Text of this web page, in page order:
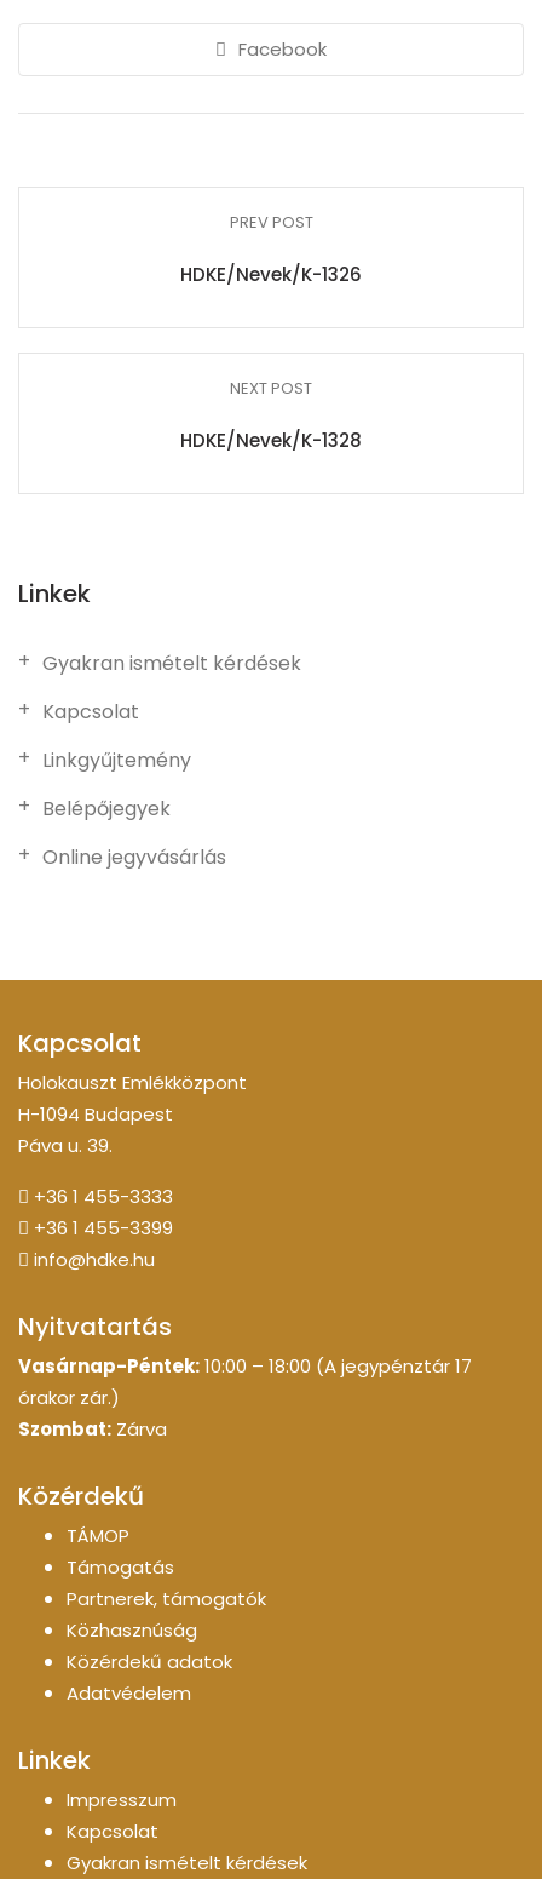
Facebook
PREV POST
HDKE/Nevek/K-1326
NEXT POST
HDKE/Nevek/K-1328
Linkek
Gyakran ismételt kérdések
Kapcsolat
Linkgyűjtemény
Belépőjegyek
Online jegyvásárlás
Kapcsolat
Holokauszt Emlékközpont
H-1094 Budapest
Páva u. 39.
+36 1 455-3333
+36 1 455-3399
info@hdke.hu
Nyitvatartás
Vasárnap-Péntek:10:00 – 18:00 (A jegypénztár 17
órakor zár.)
Szombat: Zárva
Közérdekű
TÁMOP
Támogatás
Partnerek, támogatók
Közhasznúság
Közérdekű adatok
Adatvédelem
Linkek
Impresszum
Kapcsolat
Gyakran ismételt kérdések